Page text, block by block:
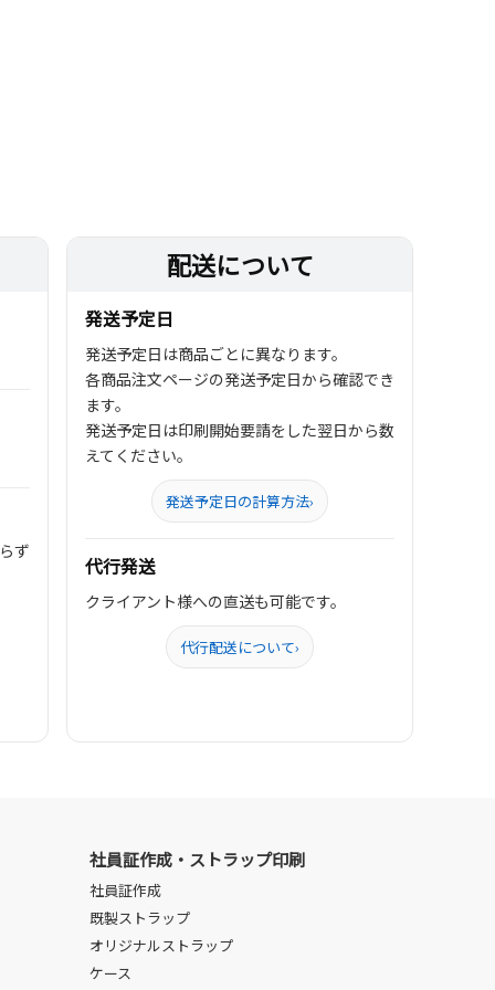
ず
配送について
発送予定日
発送予定日は商品ごとに異なります。
各商品注文ページの発送予定日から確認でき
ます。
発送予定日は印刷開始要請をした翌日から数
えてください。
発送予定日の計算方法›
代行発送
クライアント様への直送も可能です。
代行配送について›
社員証作成・ストラップ印刷
社員証作成
既製ストラップ
オリジナルストラップ
ケース